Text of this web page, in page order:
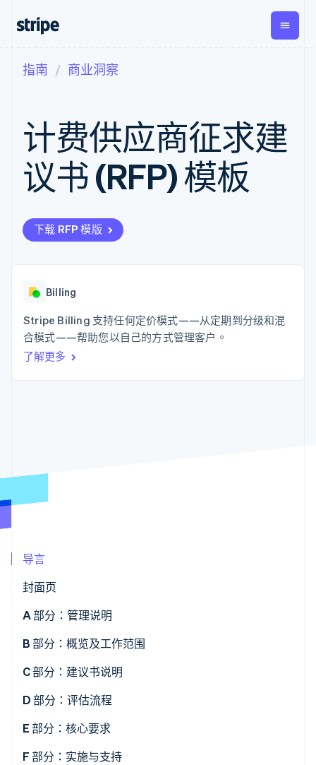
支付
在线支付
Managed
Payments
备案商家解决
方案
Payment links
Checkout
预构建支付界
Elements
Payment
接入 125+ 种支
付方式
Authorization
Boost
化
经常性收入
Metronome
按用量计费
Subscriptions
订阅管理
税自动化
Stripe Sigma
自定义报告
Data Pipeline
Global
Payouts
向第三
方打款
Crypto
Atlas
初创企业注册
Climate
Stripe Sessions 2026
了解 Stripe 如何为 AI 构建经济基础设施。
立即观看
按企业阶段
按应用场景
电子商务
嵌入式金融
全球化企业
平台
SaaS
按行业
合作伙伴
Stripe App Marketplace
文档
库与 SDK
Stripe Apps
指南
接受线上付款
实施预置结账流程
管理订阅
务
学习
指南
支持
托管支持方案
专业服务
产品路线图
Sessions 年度大会
指南 商业洞察
计费供应商征求建
议书 (RFP) 模板
下载 RFP 模版
Billing
Stripe Billing 支持任何定价模式——从定期到分级和混
合模式——帮助您以自己的方式管理客户。
了解更多
导言
封面页
A 部分：管理说明
A.1 保密及非披露声明
A.2 财务责任限制
A.3 征求建议书 (RFP) 时间线
A.4 提交指南
A.5 要求的提交文件
B 部分：概览及工作范围
B.1 公司背景
B.2 项目目的
B.3 工作范围
B.4 超出范围的工作
C 部分：建议书说明
C.1 提交格式与结构
C.2 格式要求
C.3 建议书内容指导
D 部分：评估流程
D.1 评估方法
D.2 评估标准与权重
E 部分：核心要求
E.1 销售与接受订单
F 部分：实施与支持